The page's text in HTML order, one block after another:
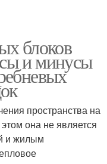
блоков
и минусы
пространства на
она не является
и жилым